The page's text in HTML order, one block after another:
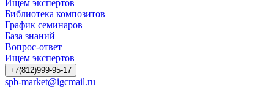
Ищем экспертов
Библиотека композитов
График семинаров
База знаний
Вопрос-ответ
Ищем экспертов
+7(812)999-95-17
spb-market@igcmail.ru